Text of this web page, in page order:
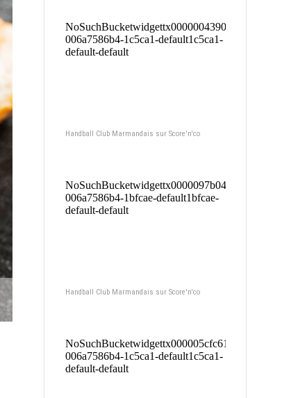
Handball Club Marmandais sur Score'n'co
Handball Club Marmandais sur Score'n'co